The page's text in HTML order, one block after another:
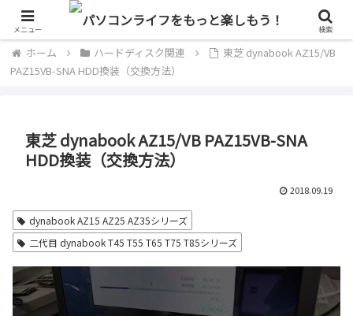
単なるパソコン好きのブログ
ホーム ハードディスク関連
東芝 dynabook AZ15/VB
PAZ15VB-SNA HDD換装（交換方法）
東芝 dynabook AZ15/VB PAZ15VB-SNA
HDD換装（交換方法）
2018.09.19
dynabook AZ15 AZ25 AZ35シリーズ
二代目 dynabook T45 T55 T65 T75 T85シリーズ
メニュー 検索